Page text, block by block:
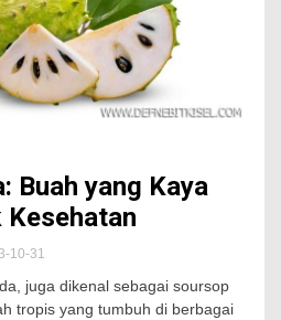
Buah yang Kaya
10-31
juga dikenal sebagai soursop
tropis yang tumbuh di berbagai